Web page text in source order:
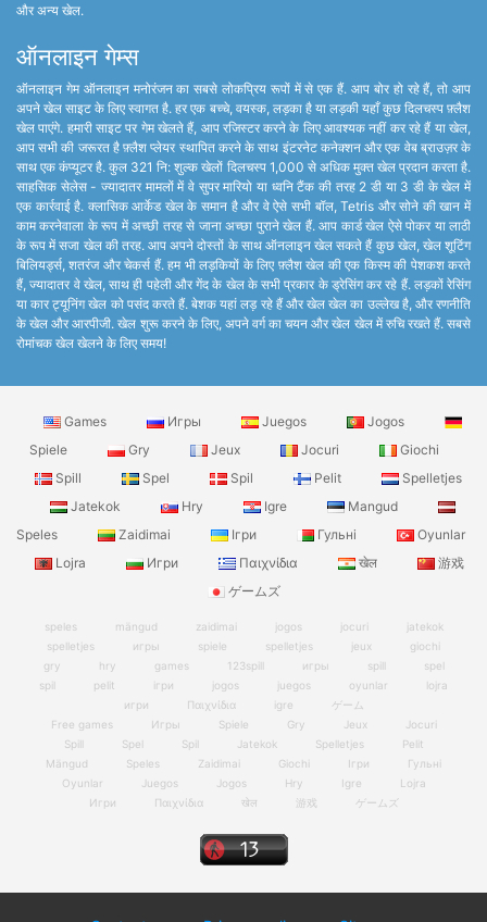
और अन्य खेल.
ऑनलाइन गेम्स
ऑनलाइन गेम ऑनलाइन मनोरंजन का सबसे लोकप्रिय रूपों में से एक हैं. आप बोर हो रहे हैं, तो आप
अपने खेल साइट के लिए स्वागत है. हर एक बच्चे, वयस्क, लड़का है या लड़की यहाँ कुछ दिलचस्प फ़्लैश
खेल पाएंगे. हमारी साइट पर गेम खेलते हैं, आप रजिस्टर करने के लिए आवश्यक नहीं कर रहे हैं या खेल,
आप सभी की जरूरत है फ़्लैश प्लेयर स्थापित करने के साथ इंटरनेट कनेक्शन और एक वेब ब्राउज़र के
साथ एक कंप्यूटर है. कुल 321 नि: शुल्क खेलों दिलचस्प 1,000 से अधिक मुक्त खेल प्रदान करता है.
साहसिक सेलेस - ज्यादातर मामलों में वे सुपर मारियो या ध्वनि टैंक की तरह 2 डी या 3 डी के खेल में
एक कार्रवाई है. क्लासिक आर्केड खेल के समान है और वे ऐसे सभी बॉल, Tetris और सोने की खान में
काम करनेवाला के रूप में अच्छी तरह से जाना अच्छा पुराने खेल हैं. आप कार्ड खेल ऐसे पोकर या लाठी
के रूप में सजा खेल की तरह. आप अपने दोस्तों के साथ ऑनलाइन खेल सकते हैं कुछ खेल, खेल शूटिंग
बिलियर्ड्स, शतरंज और चेकर्स हैं. हम भी लड़कियों के लिए फ़्लैश खेल की एक किस्म की पेशकश करते
हैं, ज्यादातर वे खेल, साथ ही पहेली और गेंद के खेल के सभी प्रकार के ड्रेसिंग कर रहे हैं. लड़कों रेसिंग
या कार ट्यूनिंग खेल को पसंद करते हैं. बेशक यहां लड़ रहे हैं और खेल खेल का उल्लेख है, और रणनीति
के खेल और आरपीजी. खेल शुरू करने के लिए, अपने वर्ग का चयन और खेल खेल में रुचि रखते हैं. सबसे
रोमांचक खेल खेलने के लिए समय!
Games Игры Juegos
Jogos
Spiele
Gry Jeux Jocuri
Giochi
Spill
Spel Spil Pelit
Spelletjes
Jatekok
Hry Igre
Mangud
Speles
Zaidimai Ігри Гульні
Oyunlar
Lojra
Игри Παιχνίδια खेल
游戏
ゲームズ
speles mängud zaidimai jogos jocuri
jatekok
spelletjes
игры spiele spelletjes jeux
giochi
gry
hry games 123spill игры spill
spel
spil
pelit ігри jogos juegos oyunlar
lojra
игри
Παιχνίδια igre
ゲーム
Free games
Игры Spiele Gry Jeux
Jocuri
Spill
Spel Spil Jatekok Spelletjes
Pelit
Mängud
Speles Zaidimai Giochi Ігри
Гульні
Oyunlar
Juegos Jogos Hry Igre
Lojra
Игри
Παιχνίδια खेल 游戏 ゲームズ